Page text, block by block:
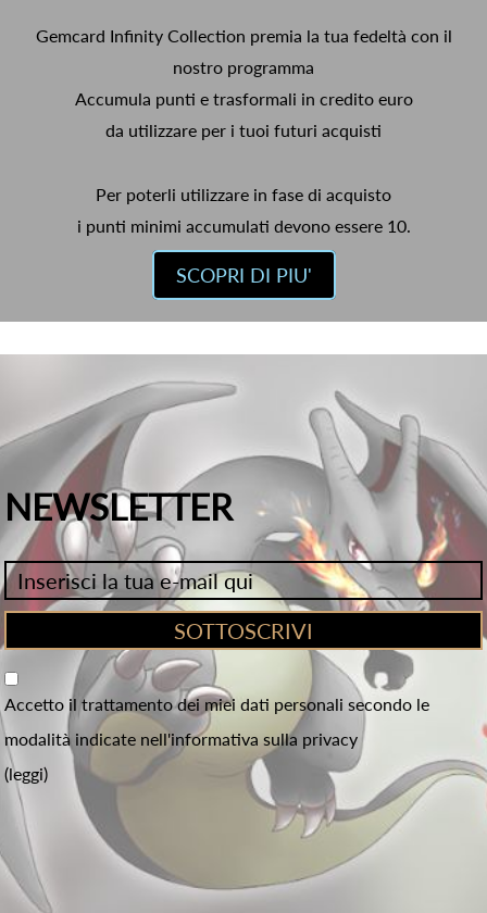
Gemcard Infinity Collection premia la tua fedeltà con il
nostro programma
Accumula punti e trasformali in credito euro
da utilizzare per i tuoi futuri acquisti
Per poterli utilizzare in fase di acquisto
i punti minimi accumulati devono essere 10.
SCOPRI DI PIU'
NEWSLETTER
Accetto il trattamento dei miei dati personali secondo le
modalità indicate nell'informativa sulla privacy
(leggi)